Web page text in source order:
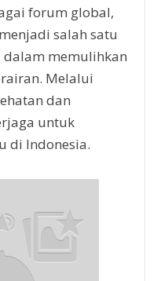
forum global,
salah satu
dalam memulihkan
Melalui
dan
untuk
di Indonesia.